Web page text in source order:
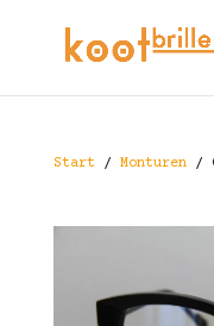
Start/ Monturen/